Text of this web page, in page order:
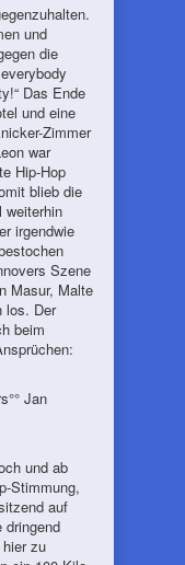
und
die
Das Ende
und eine
Zimmer
war
Hip-Hop
blieb die
weiterhin
irgendwie
Szene
Masur, Malte
los. Der
beim
Jan
und ab
Stimmung,
auf
dringend
zu